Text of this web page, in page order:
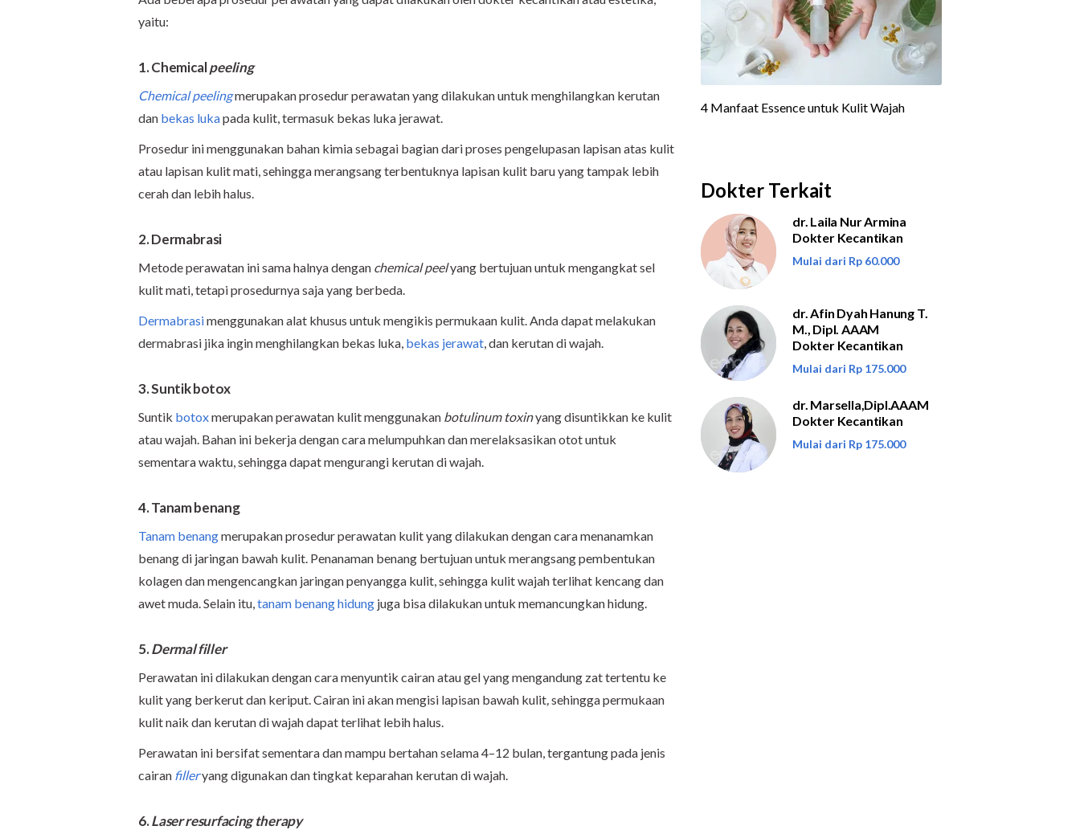
yaitu:
1. Chemicalpeeling
Chemical peelingmerupakan prosedur perawatan yang dilakukan untuk menghilangkan kerutan
dan bekas lukapada kulit, termasuk bekas luka jerawat.
Prosedur ini menggunakan bahan kimia sebagai bagian dari proses pengelupasan lapisan atas kulit
atau lapisan kulit mati, sehingga merangsang terbentuknya lapisan kulit baru yang tampak lebih
cerah dan lebih halus.
2. Dermabrasi
Metode perawatan ini sama halnya dengan chemical peelyang bertujuan untuk mengangkat sel
kulit mati, tetapi prosedurnya saja yang berbeda.
Dermabrasimenggunakan alat khusus untuk mengikis permukaan kulit. Anda dapat melakukan
dermabrasi jika ingin menghilangkan bekas luka, bekas jerawat, dan kerutan di wajah.
3. Suntik botox
Suntik botoxmerupakan perawatan kulit menggunakan botulinum toxinyang disuntikkan ke kulit
atau wajah. Bahan ini bekerja dengan cara melumpuhkan dan merelaksasikan otot untuk
sementara waktu, sehingga dapat mengurangi kerutan di wajah.
4. Tanam benang
Tanam benangmerupakan prosedur perawatan kulit yang dilakukan dengan cara menanamkan
benang di jaringan bawah kulit. Penanaman benang bertujuan untuk merangsang pembentukan
kolagen dan mengencangkan jaringan penyangga kulit, sehingga kulit wajah terlihat kencang dan
awet muda. Selain itu,tanam benang hidung juga bisa dilakukan untuk memancungkan hidung.
5.Dermal filler
Perawatan ini dilakukan dengan cara menyuntik cairan atau gel yang mengandung zat tertentu ke
kulit yang berkerut dan keriput. Cairan ini akan mengisi lapisan bawah kulit,sehingga permukaan
kulit naik dan kerutan di wajah dapat terlihat lebih halus.
Perawatan ini bersifat sementara dan mampu bertahan selama 4–12 bulan, tergantung pada jenis
cairan filleryang digunakan dan tingkat keparahan kerutan di wajah.
6.Laser resurfacing therapy
Dokter Terkait